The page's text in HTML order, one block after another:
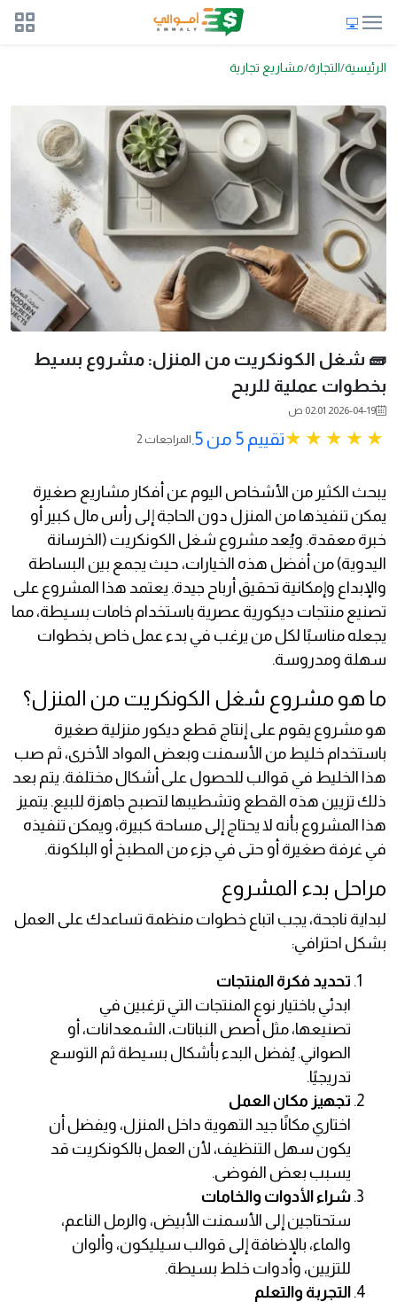
الرئيسية التجارة مشاريع تجارية
🧱 شغل الكونكريت من المنزل: مشروع بسيط
بخطوات عملية للربح
2026-04-19 02:01 ص
تقييم 5 من 5. 2 المراجعات
يبحث الكثير من الأشخاص اليوم عن أفكار مشاريع صغيرة
يمكن تنفيذها من المنزل دون الحاجة إلى رأس مال كبير أو
خبرة معقدة. ويُعد مشروع شغل الكونكريت (الخرسانة
اليدوية) من أفضل هذه الخيارات، حيث يجمع بين البساطة
والإبداع وإمكانية تحقيق أرباح جيدة. يعتمد هذا المشروع على
تصنيع منتجات ديكورية عصرية باستخدام خامات بسيطة، مما
يجعله مناسبًا لكل من يرغب في بدء عمل خاص بخطوات
سهلة ومدروسة.
ما هو مشروع شغل الكونكريت من المنزل؟
هو مشروع يقوم على إنتاج قطع ديكور منزلية صغيرة
باستخدام خليط من الأسمنت وبعض المواد الأخرى، ثم صب
هذا الخليط في قوالب للحصول على أشكال مختلفة. يتم بعد
ذلك تزيين هذه القطع وتشطيبها لتصبح جاهزة للبيع. يتميز
هذا المشروع بأنه لا يحتاج إلى مساحة كبيرة، ويمكن تنفيذه
في غرفة صغيرة أو حتى في جزء من المطبخ أو البلكونة.
مراحل بدء المشروع
لبداية ناجحة، يجب اتباع خطوات منظمة تساعدك على العمل
بشكل احترافي:
تحديد فكرة المنتجات
ابدئي باختيار نوع المنتجات التي ترغبين في
تصنيعها، مثل أصص النباتات، الشمعدانات، أو
الصواني. يُفضل البدء بأشكال بسيطة ثم التوسع
تدريجيًا.
تجهيز مكان العمل
اختاري مكانًا جيد التهوية داخل المنزل، ويفضل أن
يكون سهل التنظيف، لأن العمل بالكونكريت قد
يسبب بعض الفوضى.
شراء الأدوات والخامات
ستحتاجين إلى الأسمنت الأبيض، والرمل الناعم،
والماء، بالإضافة إلى قوالب سيليكون، وألوان
للتزيين، وأدوات خلط بسيطة.
التجربة والتعلم